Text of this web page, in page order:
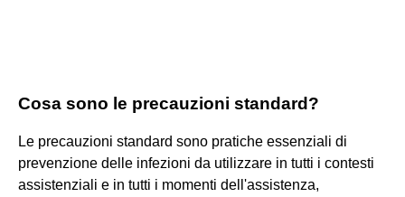
Cosa sono le precauzioni standard?
Le precauzioni standard sono pratiche essenziali di
prevenzione delle infezioni da utilizzare in tutti i contesti
assistenziali e in tutti i momenti dell'assistenza,